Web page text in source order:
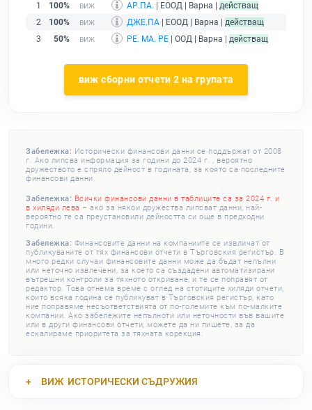
1
100% АР.ПА. | ЕООД | Варна | действащ
2
100% ДЖЕ.ПА | ЕООД | Варна | действащ
3
50% РЕ. МА. РЕ | ООД | Варна | действащ
виж сборни отчети 2 на групата
Забележка: Исторически финансови данни се поддържат от 2008
г. Ако липсва информация за години до 2024 г. , вероятно
дружеството е спряло дейност в годината, за която са последните
финансови данни.
Забележка: Всички финансови данни в таблиците са за 2024 г. и
в хиляди лева – ако за някои дружества липсват данни, най-
вероятно те са преустановили дейността си още в предходни
години.
Забележка: Финансовите данни на компаниите се извличат от
публикуваните от тях финансови отчети в Търговския регистър. В
много редки случаи финансовите данни може да бъдат непълни
или неточно извлечени, за което са създадени автоматизирани
вътрешни контроли за тяхното откриване, и те се поправят от
редактор. Това отнема време с оглед на стотиците хиляди отчети,
които всяка година се публикуват в Търговския регистър, като
ние поправяме несъответствията от по-големите към по-малките
компании. Ако забележите непълноти или неточности във вашите
или в други финансови отчети, можете да ни пишете, за да
ескалираме приоритета за тяхната корекция.
ВИЖ ИСТОРИЧЕСКИ СЪДРУЖИЯ